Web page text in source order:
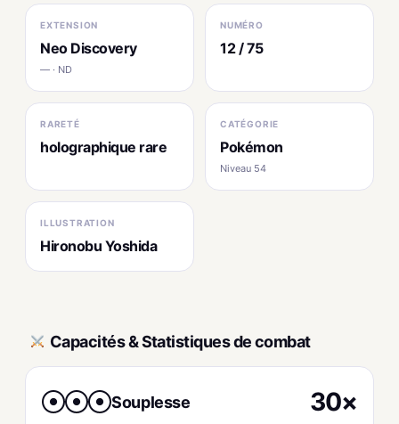
EXTENSION
Neo Discovery
— · ND
NUMÉRO
12 / 75
RARETÉ
holographique rare
CATÉGORIE
Pokémon
Niveau 54
ILLUSTRATION
Hironobu Yoshida
Capacités & Statistiques de combat
● ● ● Souplesse 30×